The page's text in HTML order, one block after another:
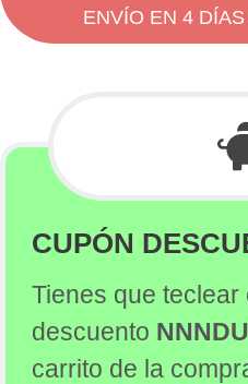
ENVÍO EN 4
CUPÓN
Tienes que teclear
descuento
carrito de la